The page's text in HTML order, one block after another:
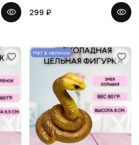
299 ₽
Нет в наличии